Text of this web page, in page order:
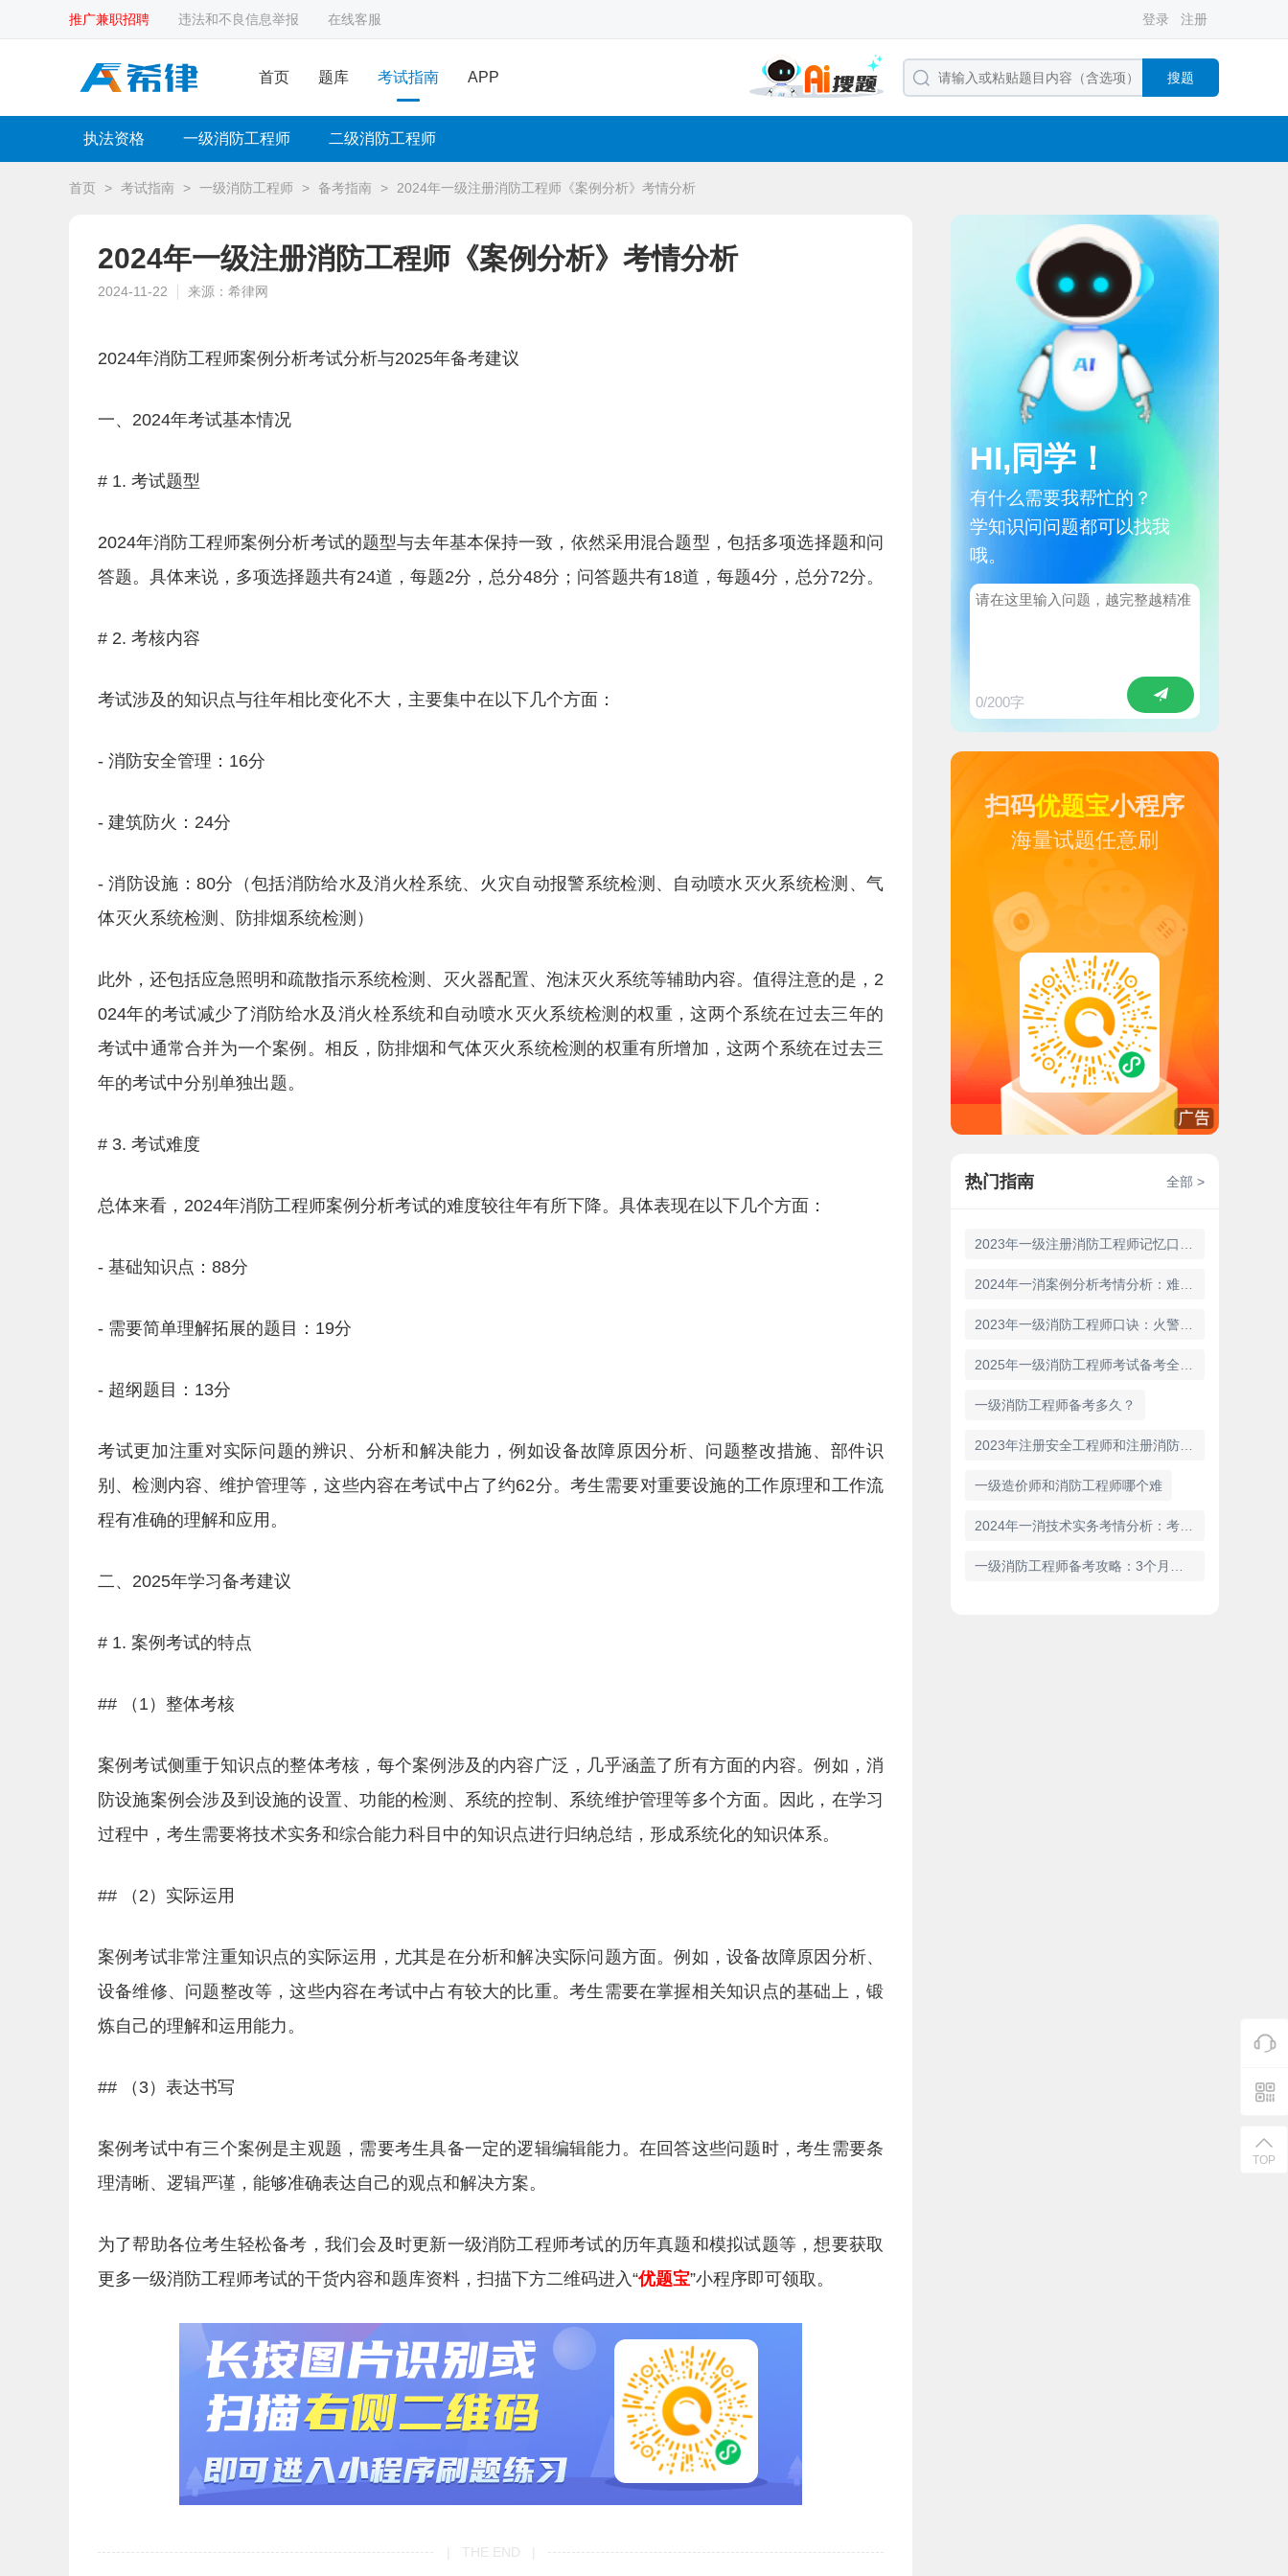
推广兼职招聘 违法和不良信息举报 在线客服 登录 注册
首页 题库 考试指南 APP 搜题
执法资格 一级消防工程师 二级消防工程师
首页 > 考试指南 > 一级消防工程师 > 备考指南 > 2024年一级注册消防工程师《案例分析》考情分析
2024年一级注册消防工程师《案例分析》考情分析
2024-11-22 来源：希律网
2024年消防工程师案例分析考试分析与2025年备考建议
一、2024年考试基本情况
# 1. 考试题型
2024年消防工程师案例分析考试的题型与去年基本保持一致，依然采用混合题型，包括多项选择题和问
答题。具体来说，多项选择题共有24道，每题2分，总分48分；问答题共有18道，每题4分，总分72分。
# 2. 考核内容
考试涉及的知识点与往年相比变化不大，主要集中在以下几个方面：
- 消防安全管理：16分
- 建筑防火：24分
- 消防设施：80分（包括消防给水及消火栓系统、火灾自动报警系统检测、自动喷水灭火系统检测、气
体灭火系统检测、防排烟系统检测）
此外，还包括应急照明和疏散指示系统检测、灭火器配置、泡沫灭火系统等辅助内容。值得注意的是，2
024年的考试减少了消防给水及消火栓系统和自动喷水灭火系统检测的权重，这两个系统在过去三年的
考试中通常合并为一个案例。相反，防排烟和气体灭火系统检测的权重有所增加，这两个系统在过去三
年的考试中分别单独出题。
# 3. 考试难度
总体来看，2024年消防工程师案例分析考试的难度较往年有所下降。具体表现在以下几个方面：
- 基础知识点：88分
- 需要简单理解拓展的题目：19分
- 超纲题目：13分
考试更加注重对实际问题的辨识、分析和解决能力，例如设备故障原因分析、问题整改措施、部件识
别、检测内容、维护管理等，这些内容在考试中占了约62分。考生需要对重要设施的工作原理和工作流
程有准确的理解和应用。
二、2025年学习备考建议
# 1. 案例考试的特点
## （1）整体考核
案例考试侧重于知识点的整体考核，每个案例涉及的内容广泛，几乎涵盖了所有方面的内容。例如，消
防设施案例会涉及到设施的设置、功能的检测、系统的控制、系统维护管理等多个方面。因此，在学习
过程中，考生需要将技术实务和综合能力科目中的知识点进行归纳总结，形成系统化的知识体系。
## （2）实际运用
案例考试非常注重知识点的实际运用，尤其是在分析和解决实际问题方面。例如，设备故障原因分析、
设备维修、问题整改等，这些内容在考试中占有较大的比重。考生需要在掌握相关知识点的基础上，锻
炼自己的理解和运用能力。
## （3）表达书写
案例考试中有三个案例是主观题，需要考生具备一定的逻辑编辑能力。在回答这些问题时，考生需要条
理清晰、逻辑严谨，能够准确表达自己的观点和解决方案。
为了帮助各位考生轻松备考，我们会及时更新一级消防工程师考试的历年真题和模拟试题等，想要获取
更多一级消防工程师考试的干货内容和题库资料，扫描下方二维码进入“优题宝”小程序即可领取。
| THE END |
HI,同学！
有什么需要我帮忙的？
学知识问问题都可以找我
哦。
0/200字
扫码优题宝小程序
海量试题任意刷
热门指南 全部 >
一级消防工程师备考多久？
一级造价师和消防工程师哪个难
TOP